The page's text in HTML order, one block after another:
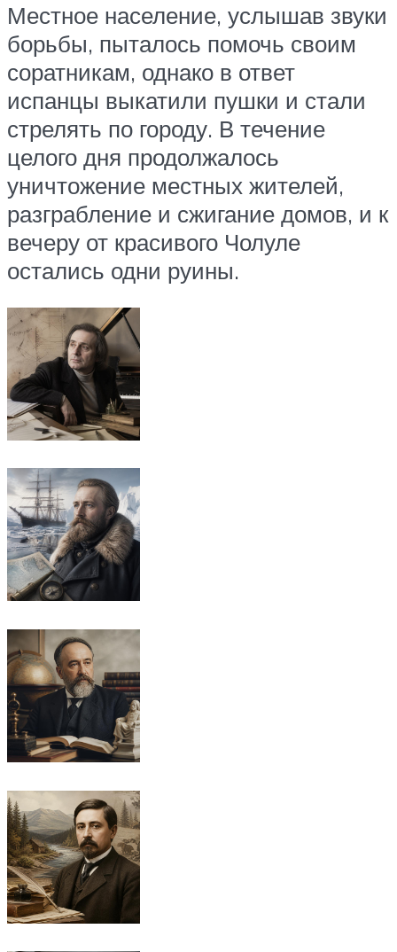
Местное население, услышав звуки
борьбы, пыталось помочь своим
соратникам, однако в ответ
испанцы выкатили пушки и стали
стрелять по городу. В течение
целого дня продолжалось
уничтожение местных жителей,
разграбление и сжигание домов, и к
вечеру от красивого Чолуле
остались одни руины.